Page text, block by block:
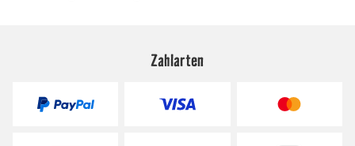
Zahlarten